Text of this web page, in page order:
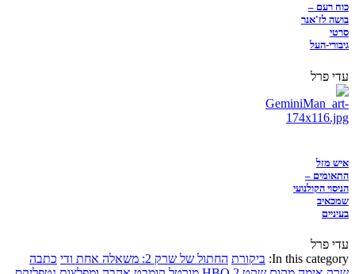
כוח רעם –
בושה לז'אנר
סרטי
גיבורי-העל
עדי פרל
איש מזל
התאומים –
הניסוי הקולנועי
שמכאיב
בעיניים
עדי פרל
In this category: ביקורת החתול של שרק 2: משאלה אחת ודי
כתבה